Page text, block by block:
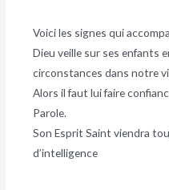
Voici les signes qui
Dieu veille sur ses enfants
circonstances dans notre
Alors il faut lui faire
Parole.
Son Esprit Saint viendra
d’intelligence